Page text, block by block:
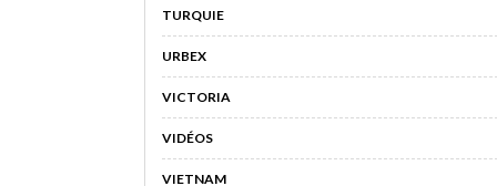
TURQUIE
URBEX
VICTORIA
VIDÉOS
VIETNAM